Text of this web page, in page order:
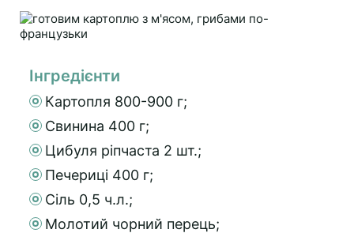
Інгредієнти
Картопля 800-900 г;
Свинина 400 г;
Цибуля ріпчаста 2 шт.;
Печериці 400 г;
Сіль 0,5 ч.л.;
Молотий чорний перець;